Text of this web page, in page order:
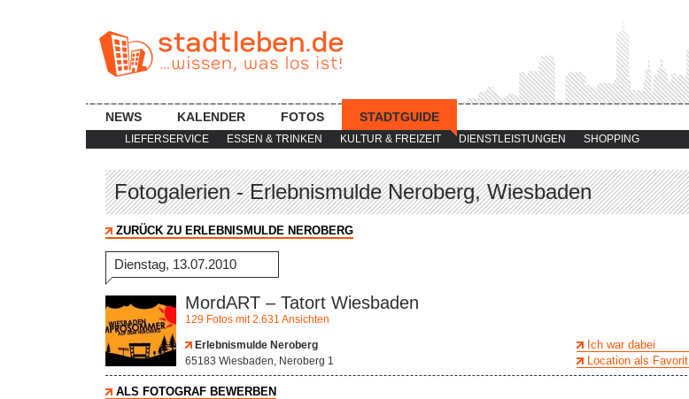
LIEFERSERVICE ESSEN & TRINKEN KULTUR & FREIZEIT DIENSTLEISTUNGEN SHOPPING
NEWS KALENDER FOTOS STADTGUIDE
Fotogalerien - Erlebnismulde Neroberg, Wiesbaden
ZURÜCK ZU ERLEBNISMULDE NEROBERG
Dienstag, 13.07.2010
MordART – Tatort Wiesbaden
129 Fotos mit 2.631 Ansichten
Erlebnismulde Neroberg
65183 Wiesbaden, Neroberg 1
Ich war dabei
Location als Favorit
ALS FOTOGRAF BEWERBEN